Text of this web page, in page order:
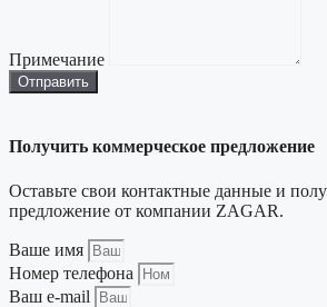
Примечание
Отправить
Получить коммерческое предложение
Оставьте свои контактные данные и
предложение от компании ZAGAR.
Ваше имя
Номер телефона
Ваш e-mail